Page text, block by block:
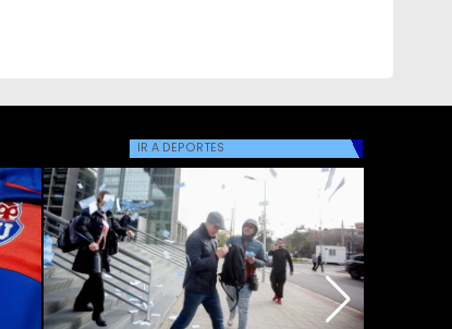
IR A DEPORTES